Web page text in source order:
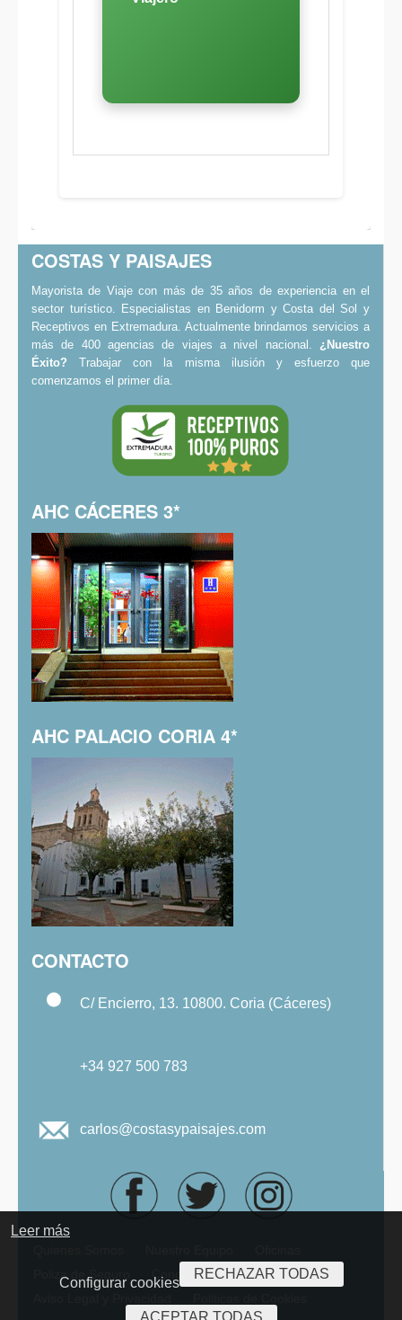
COSTAS Y PAISAJES
Mayorista de Viaje con más de 35 años de experiencia en el
sector turístico. Especialistas en Benidorm y Costa del Sol y
Receptivos en Extremadura. Actualmente brindamos servicios a
más de 400 agencias de viajes a nivel nacional. ¿Nuestro
Éxito? Trabajar con la misma ilusión y esfuerzo que
comenzamos el primer día.
AHC CÁCERES 3*
AHC PALACIO CORIA 4*
CONTACTO
C/ Encierro, 13. 10800. Coria (Cáceres)
+34 927 500 783
carlos@costasypaisajes.com
Poliza de Seguro
Condiciones Generales
Leer más
Configurar cookies
RECHAZAR TODAS
ACEPTAR TODAS